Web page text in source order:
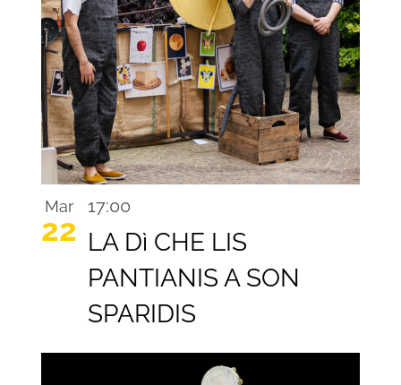
Mar
22
17:00
LA Dì CHE LIS
PANTIANIS A SON
SPARIDIS